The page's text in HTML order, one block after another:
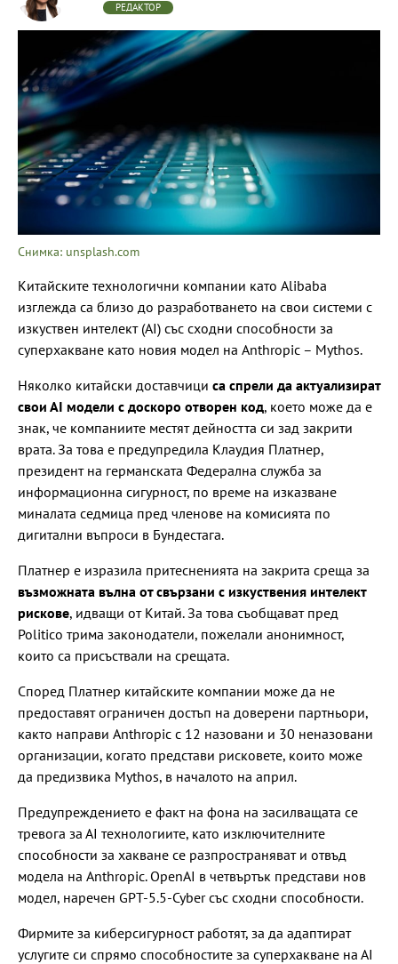
РЕДАКТОР
Снимка: unsplash.com
Китайските технологични компании като Alibaba
изглежда са близо до разработването на свои системи с
изкуствен интелект (AI) със сходни способности за
суперхакване като новия модел на Anthropic – Mythos.
Няколко китайски доставчици са спрели да актуализират
свои АІ модели с доскоро отворен код, което може да е
знак, че компаниите местят дейността си зад закрити
врата. За това е предупредила Клаудия Платнер,
президент на германската Федерална служба за
информационна сигурност, по време на изказване
миналата седмица пред членове на комисията по
дигитални въпроси в Бундестага.
Платнер е изразила притесненията на закрита среща за
възможната вълна от свързани с изкуствения интелект
рискове, идващи от Китай. За това съобщават пред
Politico трима законодатели, пожелали анонимност,
които са присъствали на срещата.
Според Платнер китайските компании може да не
предоставят ограничен достъп на доверени партньори,
както направи Anthropic с 12 назовани и 30 неназовани
организации, когато представи рисковете, които може
да предизвика Mythos, в началото на април.
Предупреждението е факт на фона на засилващата се
тревога за АІ технологиите, като изключителните
способности за хакване се разпространяват и отвъд
модела на Anthropic. OpenAI в четвъртък представи нов
модел, наречен GPT-5.5-Cyber със сходни способности.
Фирмите за киберсигурност работят, за да адаптират
услугите си спрямо способностите за суперхакване на АІ